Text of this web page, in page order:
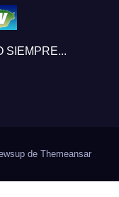
SIEMPRE...
de Themeansar